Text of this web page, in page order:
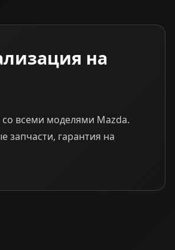
на
всеми моделями Mazda.
запчасти, гарантия на